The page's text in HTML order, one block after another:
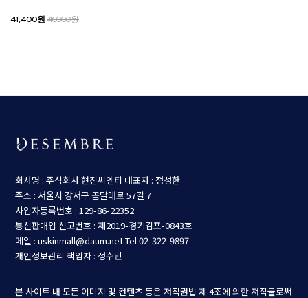
41,400원 46000원
회사명 : 주식회사 현진씨엔티 대표자 : 정성한
주소 : 서울시 강서구 곰달래로 57길 7
사업자등록번호 : 129-86-22352
통신판매업 신고번호 : 제2019-경기김포-0843호
메일 : uskinmall@daum.netTel 02-322-9897
개인정보관리 책임자 : 정수민
본 사이트 내 모든 이미지 및 컨텐츠 등은 저작권법 제 4조에 의한 저작물로써